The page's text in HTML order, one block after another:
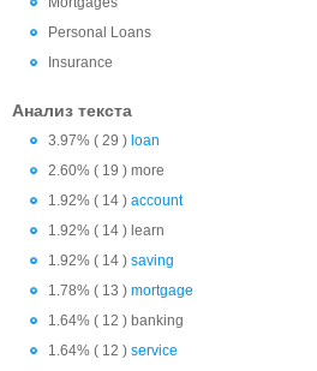
Personal Loans
Insurance
Анализ текста
3.97% ( 29 ) loan
2.60% ( 19 ) more
1.92% ( 14 )account
1.92% ( 14 ) learn
1.92% ( 14 )saving
1.78% ( 13 )mortgage
1.64% ( 12 ) banking
1.64% ( 12 )service